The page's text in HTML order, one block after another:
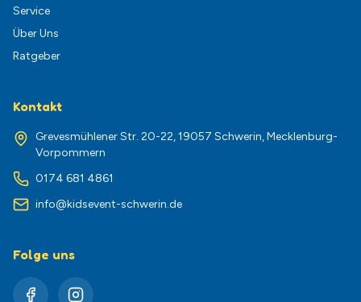
Service
Über Uns
Ratgeber
Kontakt
Grevesmühlener Str. 20-22, 19057 Schwerin, Mecklenburg-
Vorpommern
0174 681 4861
info@kidsevent-schwerin.de
Folge uns